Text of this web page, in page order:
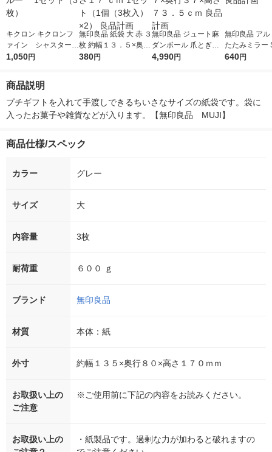
キクロン キクロンフ
ァイン シャスターか
ため ブルー 1セッ
1,050円
無印良品 紙袋 大 赤 ３
枚 約幅１３．５×奥行
８×高さ１７ ｃｍ 1セ
380円
無印良品 ジュート麻
ダンボール 爪とぎポ
ール 約幅３７×奥行３
4,990円
無印良品 アル
たたみミラー
3×4.4mm 良
640円
商品説明
プチギフトを入れて手渡しできるちいさなサイズの紙袋です。袋に
入ったお菓子や雑貨などが入ります。【無印良品　MUJI】
商品仕様/スペック
カラー グレー
サイズ 大
内容量 3枚
耐荷重 ６００ ｇ
ブランド 無印良品
材質 本体：紙
外寸 約幅１３５×奥行８０×高さ１７０ｍｍ
お取扱い上の
ご注意
※ご使用前に下記の内容をお読みください。
お取扱い上の
・紙製品です。過剰な力が加わると破れますの